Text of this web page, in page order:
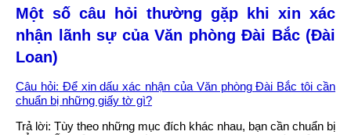
Một số câu hỏi thường gặp khi xin xác
nhận lãnh sự của Văn phòng Đài Bắc (Đài
Loan)
Câu hỏi: Để xin dấu xác nhận của Văn phòng Đài Bắc tôi cần
chuẩn bị những giấy tờ gì?
Trả lời: Tùy theo những mục đích khác nhau, bạn cần chuẩn bị